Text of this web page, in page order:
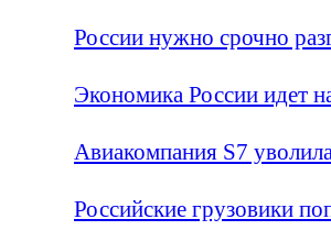
России нужно срочно
Экономика России идет
Авиакомпания S7
Российские грузовики